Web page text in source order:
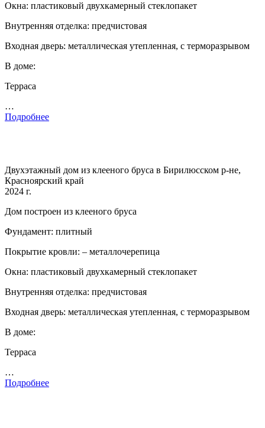
Окна: пластиковый двухкамерный стеклопакет
Внутренняя отделка: предчистовая
Входная дверь: металлическая утепленная, с терморазрывом
В доме:
Терраса
…
Подробнее
Двухэтажный дом из клееного бруса в Бирилюсском р-не,
Красноярский край
2024 г.
Дом построен из клееного бруса
Фундамент: плитный
Покрытие кровли: – металлочерепица
Окна: пластиковый двухкамерный стеклопакет
Внутренняя отделка: предчистовая
Входная дверь: металлическая утепленная, с терморазрывом
В доме:
Терраса
…
Подробнее